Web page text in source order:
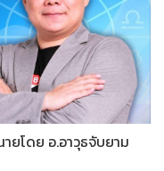
ยโดย อ.อาวุธจับยาม